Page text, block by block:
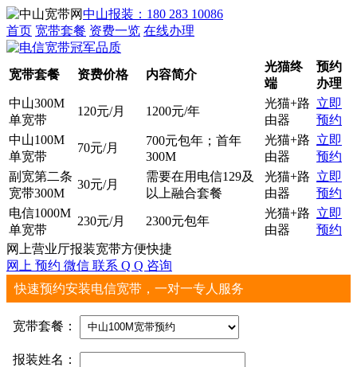
中山报装：180 283 10086
首页 宽带套餐 资费一览 在线办理
宽带套餐 资费价格 内容简介
光猫终
端
预约
办理
中山300M
单宽带
120元/月 1200元/年
光猫+路
由器
立即
预约
中山100M
单宽带
70元/月
700元包年；首年
300M
光猫+路
由器
立即
预约
副宽第二条
宽带300M
30元/月
需要在用电信129及
以上融合套餐
光猫+路
由器
立即
预约
电信1000M
单宽带
230元/月 2300元包年
光猫+路
由器
立即
预约
网上营业厅报装宽带方便快捷
网上 预约 微信 联系 Q Q 咨询
快速预约安装电信宽带，一对一专人服务
宽带套餐：
报装姓名：